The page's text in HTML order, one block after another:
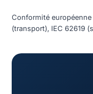
Conformité
(transport), IEC 62619